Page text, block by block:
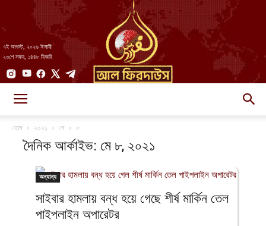
৭ই আগস্ট, ২০২৬ ঈসায়ী
২৩শে সফর, ১৪৪৮ হিজরি
হোম ২০২১ মে ৮
দৈনিক আর্কাইভ: মে ৮, ২০২১
অন্যান্য
সাইবার হামলায় বন্ধ হয়ে গেছে শীর্ষ মার্কিন তেল
পাইপলাইন অপারেটর